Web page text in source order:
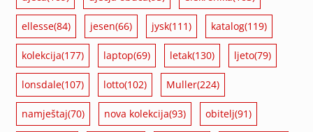
ellesse(84) jesen(66) jysk(111) katalog(119)
kolekcija(177) laptop(69) letak(130) ljeto(79)
lonsdale(107) lotto(102) Muller(224)
namještaj(70) nova kolekcija(93) obitelj(91)